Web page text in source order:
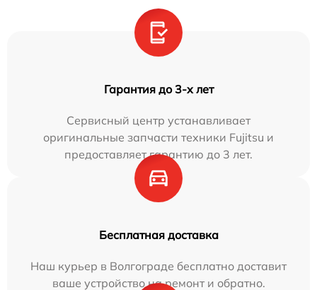
Гарантия до 3-х лет
Сервисный центр устанавливает
оригинальные запчасти техники Fujitsu и
предоставляет гарантию до 3 лет.
Бесплатная доставка
Наш курьер в Волгограде бесплатно доставит
ваше устройство на ремонт и обратно.